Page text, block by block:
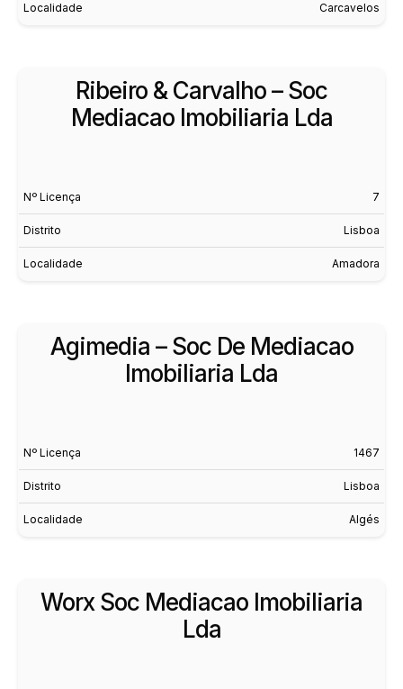
Localidade Carcavelos
Ribeiro & Carvalho – Soc
Mediacao Imobiliaria Lda
Nº Licença 7
Distrito Lisboa
Localidade Amadora
Agimedia – Soc De Mediacao
Imobiliaria Lda
Nº Licença 1467
Distrito Lisboa
Localidade Algés
Worx Soc Mediacao Imobiliaria
Lda